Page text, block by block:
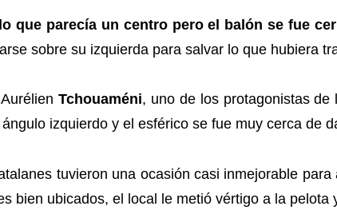
que parecía un centro pero el balón se fue
sobre su izquierda para salvar lo que hubiera
AurélienTchouaméni, uno de los protagonistas de
izquierdo y el esférico se fue muy cerca de
tuvieron una ocasión casi inmejorable
bien ubicados, el local le metió vértigo a la